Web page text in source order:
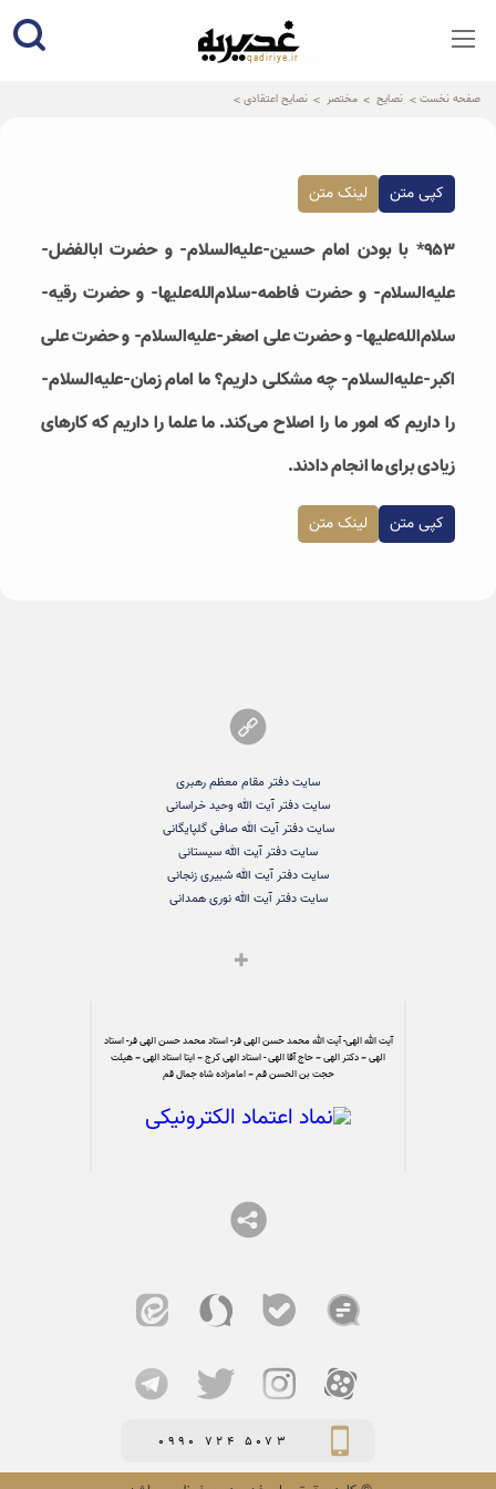
qadiriye.ir
نشریه ی غدیریه-بیانات استاد
صفحه نخست نصایح مختصر نصایح اعتقادی
کپی متن لینک متن
۹۵۳* با بودن امام حسین-علیه‌السلام- و حضرت ابالفضل-
علیه‌السلام- و حضرت فاطمه-سلام‌الله‌علیها- و حضرت رقیه-
سلام‌الله‌علیها- و حضرت علی اصغر-علیه‌السلام- و حضرت علی
اکبر-علیه‌السلام- چه مشکلی داریم؟ ما امام زمان-علیه‌السلام-
را داریم که امور ما را اصلاح می‌کند. ما علما را داریم که کارهای
زیادی برای ما انجام دادند.
کپی متن لینک متن
سایت دفتر مقام معظم رهبری
سایت دفتر آیت الله وحید خراسانی
سایت دفتر آیت الله صافی گلپایگانی
سایت دفتر آیت الله سیستانی
سایت دفتر آیت الله شبیری زنجانی
سایت دفتر آیت الله نوری همدانی
آیت الله الهی- آیت الله محمد حسن الهی فر- استاد محمد حسن الهی فر- استاد
الهی – دکتر الهی – حاج آقا الهی - استاد الهی کرج – ایتا استاد الهی – هیئت
حجت بن الحسن قم – امامزاده شاه جمال قم
0990 724 5073